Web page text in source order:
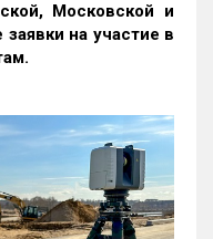
Московской и
на участие в
.